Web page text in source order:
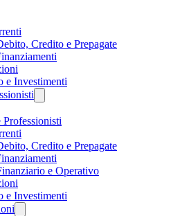
Credito e Prepagate
e Investimenti
Professionisti
Credito e Prepagate
e Operativo
e Investimenti